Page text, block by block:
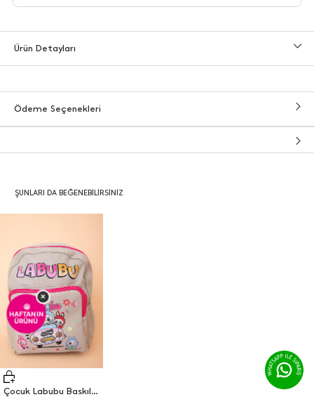
Ürün Detayları
Ödeme Seçenekleri
ŞUNLARI DA BEĞENEBILIRSINIZ
Çocuk Labubu Baskılı Anaokulu Çantası
🤩
HAFTANIN
ÜRÜNÜ
×